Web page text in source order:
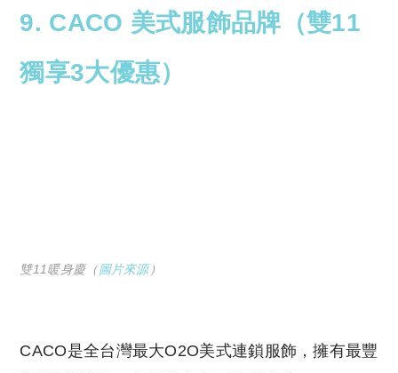
9. CACO 美式服飾品牌（雙11
獨享3大優惠）
雙11暖身慶（圖片來源）
CACO是全台灣最大O2O美式連鎖服飾，擁有最豐